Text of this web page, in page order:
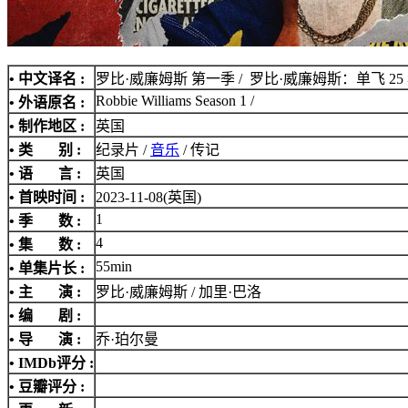
• 中文译名 :
罗比·威廉姆斯 第一季 / 罗比·威廉姆斯：单飞 25
• 外语原名 :
Robbie Williams Season 1 /
• 制作地区 :
英国
• 类 别 :
纪录片 /音乐 / 传记
• 语 言 :
英国
• 首映时间 :
2023-11-08(英国)
• 季 数 :
1
• 集 数 :
4
• 单集片长 :
55min
• 主 演 :
罗比·威廉姆斯 / 加里·巴洛
• 编 剧 :
• 导 演 :
乔·珀尔曼
• IMDb评分 :
• 豆瓣评分 :